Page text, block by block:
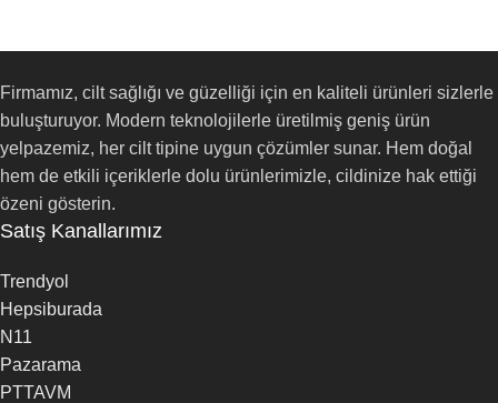
Firmamız, cilt sağlığı ve güzelliği için en kaliteli ürünleri sizlerle
buluşturuyor. Modern teknolojilerle üretilmiş geniş ürün
yelpazemiz, her cilt tipine uygun çözümler sunar. Hem doğal
hem de etkili içeriklerle dolu ürünlerimizle, cildinize hak ettiği
özeni gösterin.
Satış Kanallarımız
Trendyol
Hepsiburada
N11
Pazarama
PTTAVM